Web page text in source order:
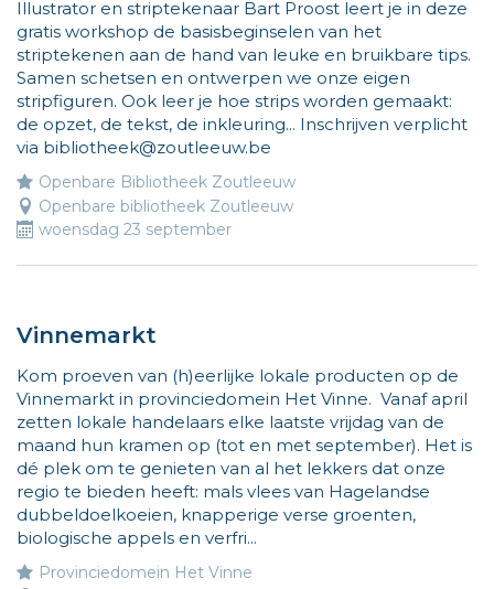
op
www.vliegjemee.be!
ben
Vlieg
en
ik
wijs
de
Illustrator en striptekenaar Bart Proost leert je in deze
gratis workshop de basisbeginselen van het
striptekenen aan de hand van leuke en bruikbare tips.
Samen schetsen en ontwerpen we onze eigen
stripfiguren. Ook leer je hoe strips worden gemaakt:
de opzet, de tekst, de inkleuring... Inschrijven verplicht
via bibliotheek@zoutleeuw.be
Openbare Bibliotheek Zoutleeuw
Openbare bibliotheek Zoutleeuw
woensdag 23 september
Vinnemarkt
Kom proeven van (h)eerlijke lokale producten op de
Vinnemarkt in provinciedomein Het Vinne. Vanaf april
zetten lokale handelaars elke laatste vrijdag van de
maand hun kramen op (tot en met september). Het is
dé plek om te genieten van al het lekkers dat onze
regio te bieden heeft: mals vlees van Hagelandse
dubbeldoelkoeien, knapperige verse groenten,
biologische appels en verfri...
Provinciedomein Het Vinne